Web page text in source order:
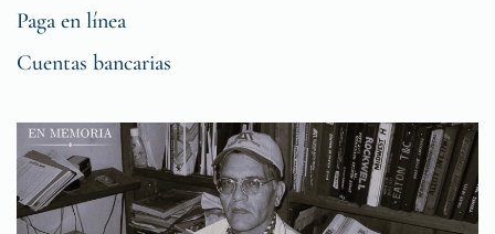
Paga en línea
Cuentas bancarias